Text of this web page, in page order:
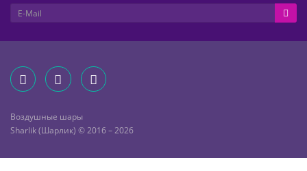
Воздушные шары
Sharlik (Шарлик) © 2016 – 2026